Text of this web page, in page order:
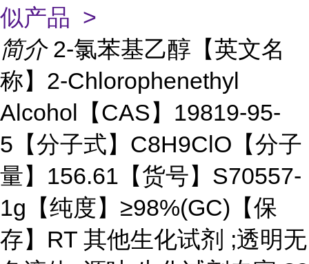
似产品 >
简介 2-氯苯基乙醇【英文名
称】2-Chlorophenethyl
Alcohol【CAS】19819-95-
5【分子式】C8H9ClO【分子
量】156.61【货号】S70557-
1g【纯度】≥98%(GC)【保
存】RT 其他生化试剂 ;透明无